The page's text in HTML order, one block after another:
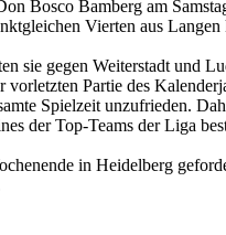
Bosco Bamberg am
Vierten aus Langen
sie gegen Weiterstadt und
Partie des
Spielzeit unzufrieden.
der Top-Teams der Liga
in Heidelberg